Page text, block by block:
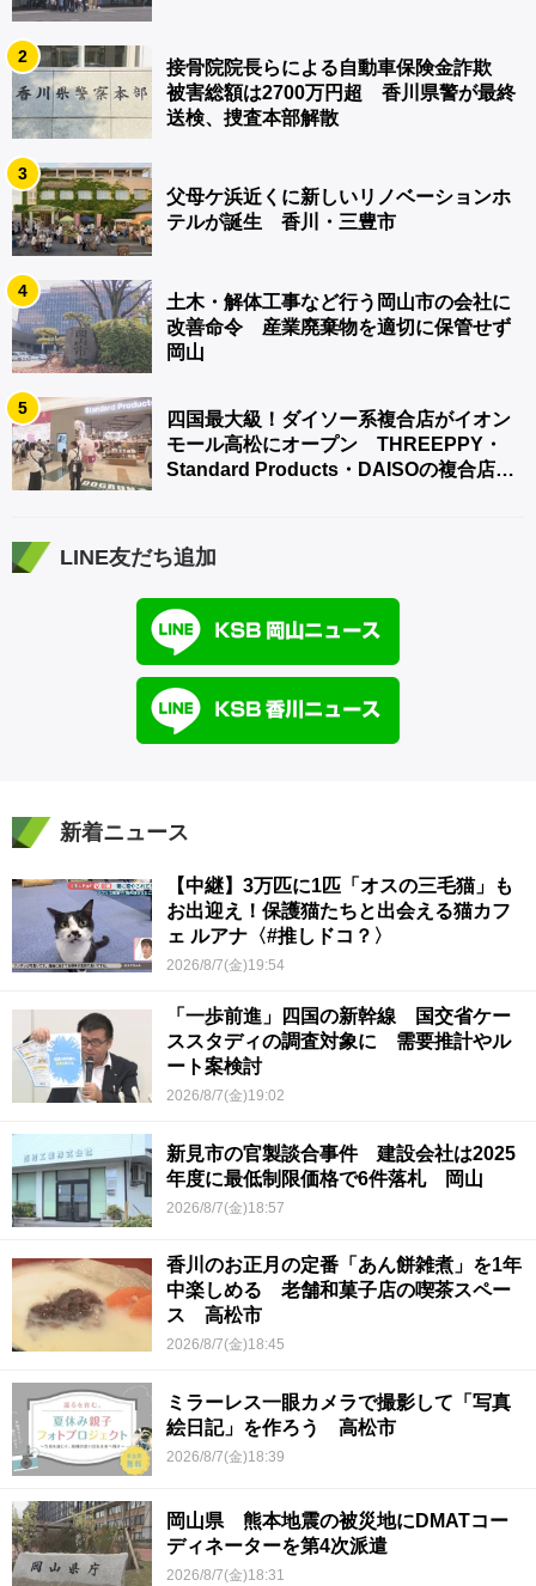
2
接骨院院長らによる自動車保険金詐欺
被害総額は2700万円超 香川県警が最終
送検、捜査本部解散
3
父母ケ浜近くに新しいリノベーションホ
テルが誕生 香川・三豊市
4
土木・解体工事など行う岡山市の会社に
改善命令 産業廃棄物を適切に保管せず
岡山
5
四国最大級！ダイソー系複合店がイオン
モール高松にオープン THREEPPY・
Standard Products・DAISOの複合店は
LINE友だち追加
新着ニュース
【中継】3万匹に1匹「オスの三毛猫」も
お出迎え！保護猫たちと出会える猫カフ
ェ ルアナ〈#推しドコ？〉
2026/8/7(金)19:54
「一歩前進」四国の新幹線 国交省ケー
ススタディの調査対象に 需要推計やル
ート案検討
2026/8/7(金)19:02
新見市の官製談合事件 建設会社は2025
年度に最低制限価格で6件落札 岡山
2026/8/7(金)18:57
香川のお正月の定番「あん餅雑煮」を1年
中楽しめる 老舗和菓子店の喫茶スペー
ス 高松市
2026/8/7(金)18:45
ミラーレス一眼カメラで撮影して「写真
絵日記」を作ろう 高松市
2026/8/7(金)18:39
岡山県 熊本地震の被災地にDMATコー
ディネーターを第4次派遣
2026/8/7(金)18:31